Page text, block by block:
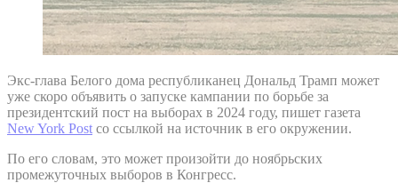
Экс-глава Белого дома республиканец Дональд Трамп может
уже скоро объявить о запуске кампании по борьбе за
президентский пост на выборах в 2024 году, пишет газета
New York Post со ссылкой на источник в его окружении.
По его словам, это может произойти до ноябрьских
промежуточных выборов в Конгресс.